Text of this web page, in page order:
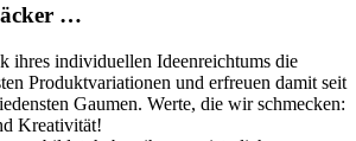
…
ihres individuellen Ideenreichtums die
Produktvariationen und erfreuen damit seit
Gaumen. Werte, die wir schmecken:
Kreativität!